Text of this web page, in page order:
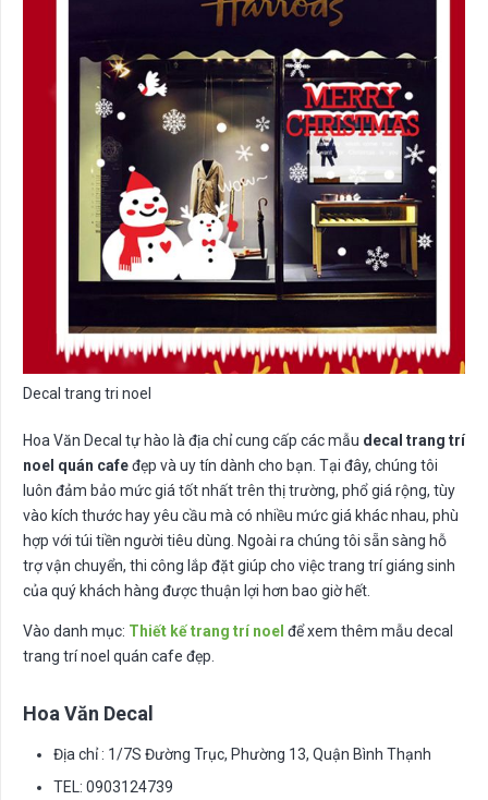
Decal trang tri noel
Hoa Văn Decal tự hào là địa chỉ cung cấp các mẫu decal trang trí
noel quán cafeđẹp và uy tín dành cho bạn. Tại đây, chúng tôi
luôn đảm bảo mức giá tốt nhất trên thị trường, phổ giá rộng, tùy
vào kích thước hay yêu cầu mà có nhiều mức giá khác nhau, phù
hợp với túi tiền người tiêu dùng. Ngoài ra chúng tôi sẵn sàng hỗ
trợ vận chuyển, thi công lắp đặt giúp cho việc trang trí giáng sinh
của quý khách hàng được thuận lợi hơn bao giờ hết.
Vào danh mục: Thiết kế trang trí noel để xem thêm mẫu decal
trang trí noel quán cafe đẹp.
Hoa Văn Decal
Địa chỉ : 1/7S Đường Trục, Phường 13, Quận Bình Thạnh
TEL: 0903124739